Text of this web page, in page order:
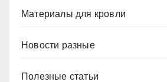
Материалы для кровли
Новости разные
Полезные статьи